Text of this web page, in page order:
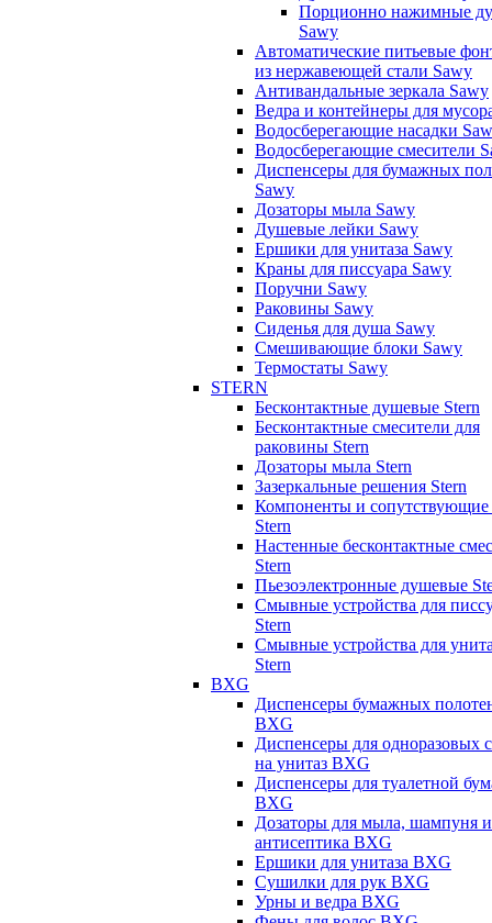
Порционно нажимные
Sawy
Автоматические питьевые
из нержавеющей стали Sawy
Антивандальные зеркала Sawy
Ведра и контейнеры для
Водосберегающие насадки
Водосберегающие смесители
Диспенсеры для бумажных
Sawy
Дозаторы мыла Sawy
Душевые лейки Sawy
Ершики для унитаза Sawy
Краны для писсуара Sawy
Поручни Sawy
Раковины Sawy
Сиденья для душа Sawy
Смешивающие блоки Sawy
Термостаты Sawy
STERN
Бесконтактные душевые Stern
Бесконтактные смесители для
раковины Stern
Дозаторы мыла Stern
Зазеркальные решения Stern
Компоненты и сопутствующие
Stern
Настенные бесконтактные
Stern
Пьезоэлектронные душевые
Смывные устройства для
Stern
Смывные устройства для
Stern
BXG
Диспенсеры бумажных
BXG
Диспенсеры для одноразовых
на унитаз BXG
Диспенсеры для туалетной
BXG
Дозаторы для мыла, шампуня и
антисептика BXG
Ершики для унитаза BXG
Сушилки для рук BXG
Урны и ведра BXG